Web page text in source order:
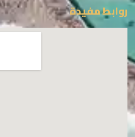
روابط مفيدة